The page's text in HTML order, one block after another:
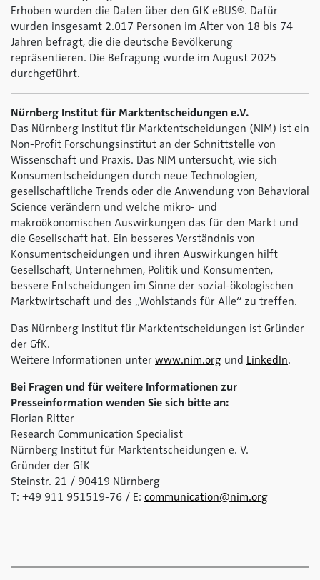
Erhoben wurden die Daten über den GfK eBUS®. Dafür
wurden insgesamt 2.017 Personen im Alter von 18 bis 74
Jahren befragt, die die deutsche Bevölkerung
repräsentieren. Die Befragung wurde im August 2025
durchgeführt.
Nürnberg Institut für Marktentscheidungen e.V.
Das Nürnberg Institut für Marktentscheidungen (NIM) ist ein
Non-Profit Forschungsinstitut an der Schnittstelle von
Wissenschaft und Praxis. Das NIM untersucht, wie sich
Konsumentscheidungen durch neue Technologien,
gesellschaftliche Trends oder die Anwendung von Behavioral
Science verändern und welche mikro- und
makroökonomischen Auswirkungen das für den Markt und
die Gesellschaft hat. Ein besseres Verständnis von
Konsumentscheidungen und ihren Auswirkungen hilft
Gesellschaft, Unternehmen, Politik und Konsumenten,
bessere Entscheidungen im Sinne der sozial-ökologischen
Marktwirtschaft und des „Wohlstands für Alle“ zu treffen.
Das Nürnberg Institut für Marktentscheidungen ist Gründer
der GfK.
Weitere Informationen unter www.nim.org und LinkedIn.
Bei Fragen und für weitere Informationen zur
Presseinformation wenden Sie sich bitte an:
Florian Ritter
Research Communication Specialist
Nürnberg Institut für Marktentscheidungen e. V.
Gründer der GfK
Steinstr. 21 / 90419 Nürnberg
T: +49 911 951519-76 / E: communication@nim.org